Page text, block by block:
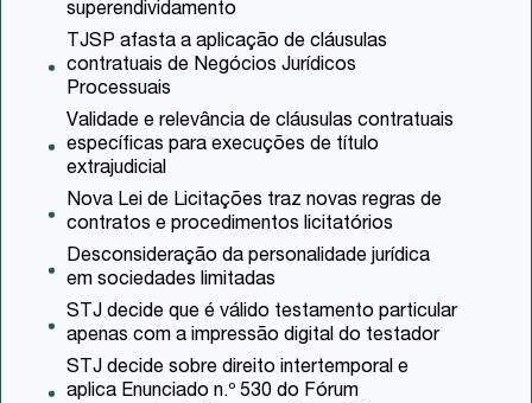
superendividamento
TJSP afasta a aplicação de cláusulas
contratuais de Negócios Jurídicos
Processuais
Validade e relevância de cláusulas contratuais
específicas para execuções de título
extrajudicial
Nova Lei de Licitações traz novas regras de
contratos e procedimentos licitatórios
Desconsideração da personalidade jurídica
em sociedades limitadas
STJ decide que é válido testamento particular
apenas com a impressão digital do testador
STJ decide sobre direito intertemporal e
aplica Enunciado n.º 530 do Fórum